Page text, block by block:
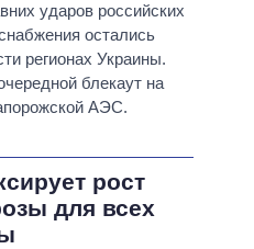
ударов российских
остались
регионах Украины.
блекаут на
АЭС.
рост
для всех